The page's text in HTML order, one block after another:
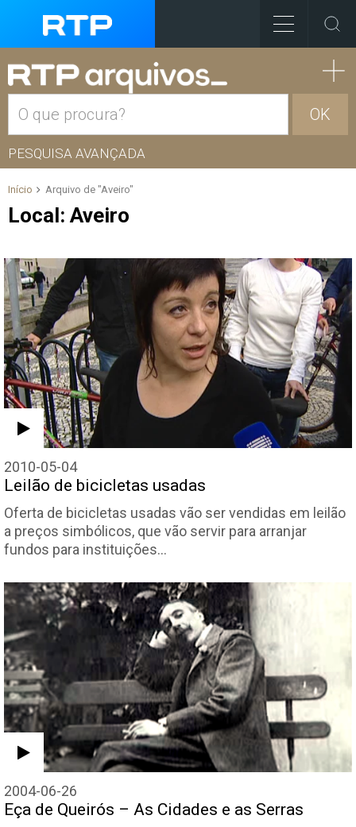
OK
PESQUISA AVANÇADA
Início Arquivo de "Aveiro"
Local:Aveiro
2010-05-04
Leilão de bicicletas usadas
Oferta de bicicletas usadas vão ser vendidas em leilão
a preços simbólicos, que vão servir para arranjar
fundos para instituições…
2004-06-26
Eça de Queirós – As Cidades e as Serras